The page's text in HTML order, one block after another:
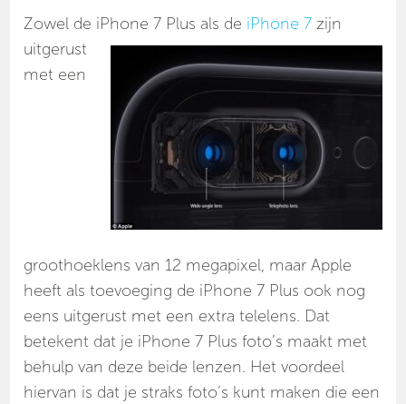
Zowel de iPhone 7 Plus als de iPhone 7zijn
uitgerust
met een
groothoeklens van 12 megapixel, maar Apple
heeft als toevoeging de iPhone 7 Plus ook nog
eens uitgerust met een extra telelens. Dat
betekent dat je iPhone 7 Plus foto’s maakt met
behulp van deze beide lenzen. Het voordeel
hiervan is dat je straks foto’s kunt maken die een